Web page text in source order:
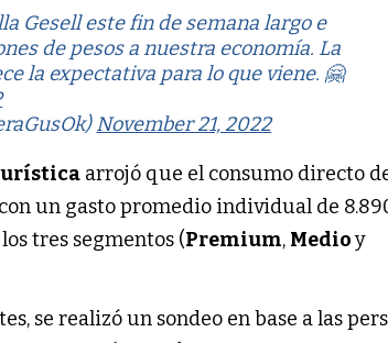
Gesell este fin de semana largo e
de pesos a nuestra economía. La
la expectativa para lo que viene. 🤗
November 21, 2022
arrojó que el consumo directo
un gasto promedio individual de
tres segmentos (Premium, Medioy
se realizó un sondeo en base a las